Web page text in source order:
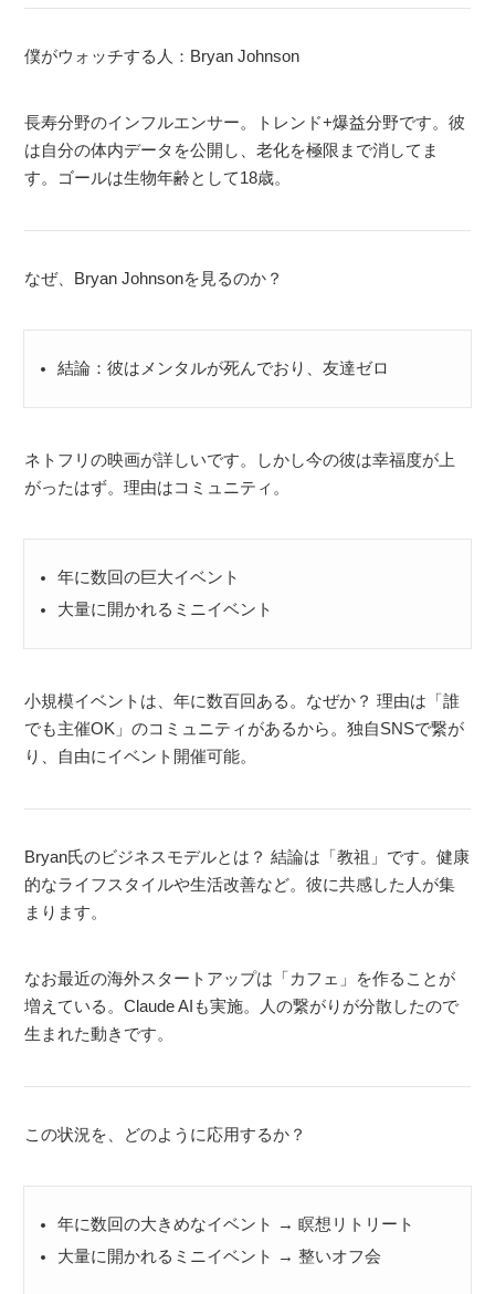
僕がウォッチする人：Bryan Johnson
長寿分野のインフルエンサー。トレンド+爆益分野です。彼
は自分の体内データを公開し、老化を極限まで消してま
す。ゴールは生物年齢として18歳。
なぜ、Bryan Johnsonを見るのか？
結論：彼はメンタルが死んでおり、友達ゼロ
ネトフリの映画が詳しいです。しかし今の彼は幸福度が上
がったはず。理由はコミュニティ。
年に数回の巨大イベント
大量に開かれるミニイベント
小規模イベントは、年に数百回ある。なぜか？ 理由は「誰
でも主催OK」のコミュニティがあるから。独自SNSで繋が
り、自由にイベント開催可能。
Bryan氏のビジネスモデルとは？ 結論は「教祖」です。健康
的なライフスタイルや生活改善など。彼に共感した人が集
まります。
なお最近の海外スタートアップは「カフェ」を作ることが
増えている。Claude AIも実施。人の繋がりが分散したので
生まれた動きです。
この状況を、どのように応用するか？
年に数回の大きめなイベント → 瞑想リトリート
大量に開かれるミニイベント → 整いオフ会